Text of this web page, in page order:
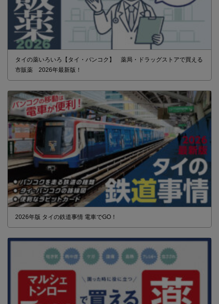
タイの薬いろいろ【タイ・バンコク】 薬局・ドラッグストアで買える
市販薬 2026年最新版！
2026年版 タイの鉄道事情 電車でGO！